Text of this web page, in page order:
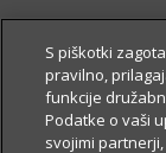
S piškotki
pravilno,
funkcije
Podatke o vaši
svojimi